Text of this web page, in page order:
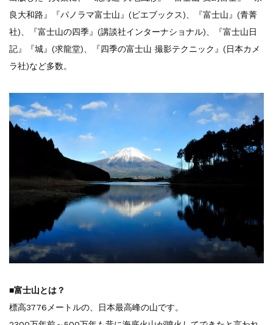
良大和路』『パノラマ富士山』(ピエブックス)、『富士山』(青菁
社)、『富士山の四季』(講談社インターナショナル)、『富士山日
記』『城』(求龍堂)、『四季の富士山 撮影テクニック』(日本カメ
ラ社)など多数。
​■富士山とは？
標高3776メートルの、日本最高峰の山です。